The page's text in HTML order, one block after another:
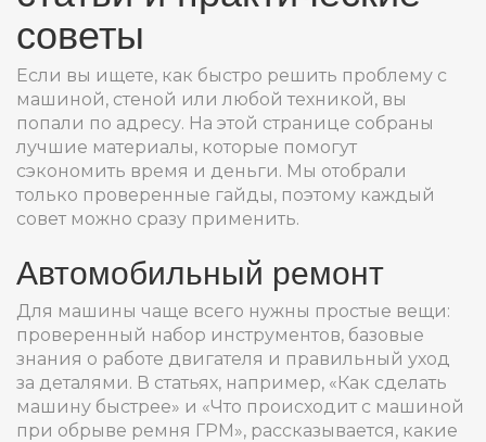
советы
Если вы ищете, как быстро решить проблему с
машиной, стеной или любой техникой, вы
попали по адресу. На этой странице собраны
лучшие материалы, которые помогут
сэкономить время и деньги. Мы отобрали
только проверенные гайды, поэтому каждый
совет можно сразу применить.
Автомобильный ремонт
Для машины чаще всего нужны простые вещи:
проверенный набор инструментов, базовые
знания о работе двигателя и правильный уход
за деталями. В статьях, например, «Как сделать
машину быстрее» и «Что происходит с машиной
при обрыве ремня ГРМ», рассказывается, какие